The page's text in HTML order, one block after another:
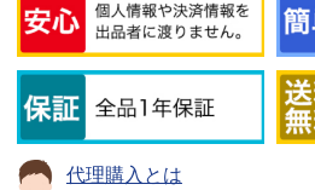
代理購入とは